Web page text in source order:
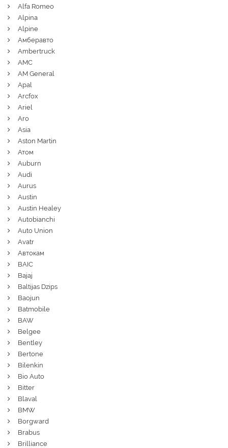
Alfa Romeo
Alpina
Alpine
Амберавто
Ambertruck
AMC
AM General
Apal
Arcfox
Ariel
Aro
Asia
Aston Martin
Атом
Auburn
Audi
Aurus
Austin
Austin Healey
Autobianchi
Auto Union
Avatr
Автокам
BAIC
Bajaj
Baltijas Dzips
Baojun
Batmobile
BAW
Belgee
Bentley
Bertone
Bilenkin
Bio Auto
Bitter
Blaval
BMW
Borgward
Brabus
Brilliance